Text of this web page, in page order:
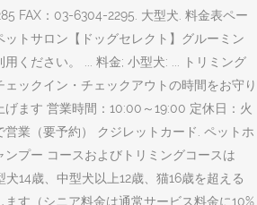
FAX：03-6304-2295. 大型犬. 料金表ペー
ットサロン【ドッグセレクト】グルーミン
ください。 ... 料金; 小型犬: ... トリミング
ックイン・チェックアウトの時間をお守り
ます 営業時間：10:00～19:00 定休日：火
業（要予約） クジレットカード. ペットホ
プー コースおよびトリミングコースは
14歳、中型犬以上12歳、猫16歳を超える
す（シニア料金は通常サービス料金に10%